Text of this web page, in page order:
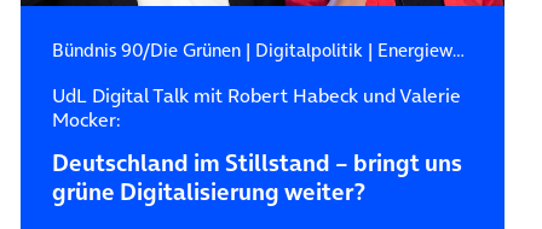
Bündnis 90/Die Grünen| Digitalpolitik| Energiewende
UdL Digital Talk mit Robert Habeck und Valerie
Mocker:
Deutschland im Stillstand – bringt uns
grüne Digitalisierung weiter?